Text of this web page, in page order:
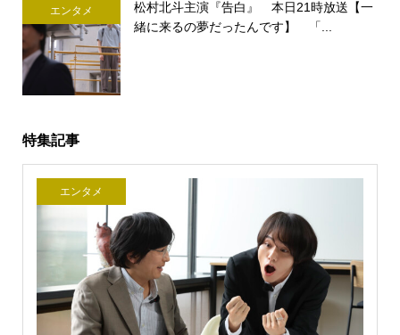
エンタメ
松村北斗主演『告白』 本日21時放送【一
緒に来るの夢だったんです】 「...
特集記事
エンタメ